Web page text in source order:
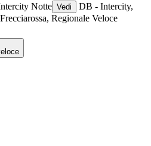
Notte Vedi
DB - Intercity,
Regionale Veloce
©CARTO, ©OpenStreetMap contributors